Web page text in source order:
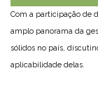
Com a participação de
amplo panorama da
sólidos no país,
aplicabilidade delas.